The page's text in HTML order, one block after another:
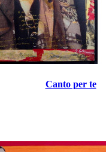
Canto per te